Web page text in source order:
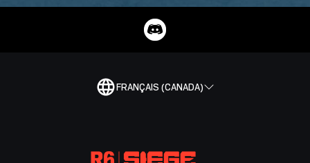
FRANÇAIS (CANADA)